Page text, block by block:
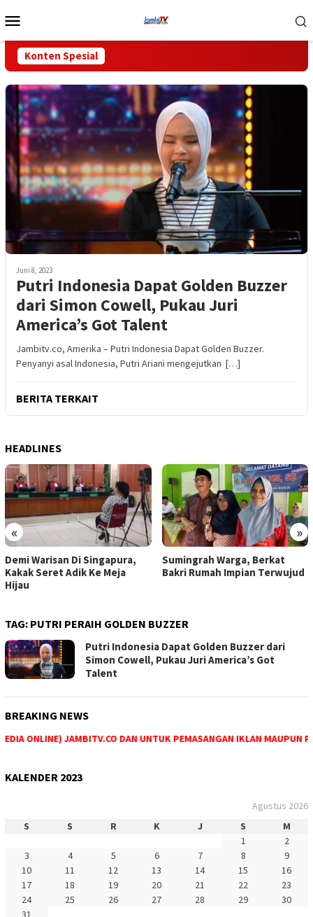
ke
Mobile
Konten Spesial
Juni 8, 2023
Putri Indonesia Dapat Golden Buzzer
dari Simon Cowell, Pukau Juri
America’s Got Talent
Jambitv.co, Amerika – Putri Indonesia Dapat Golden Buzzer.
Penyanyi asal Indonesia, Putri Ariani mengejutkan […]
BERITA TERKAIT
HEADLINES
« »
Sumingrah Warga, Berkat
Bakri Rumah Impian Terwujud
Satu Lagi Jemaah Haji Asal
Tebo Meninggal Dunia
TAG: PUTRI PERAIH GOLDEN BUZZER
Putri Indonesia Dapat Golden Buzzer dari
Simon Cowell, Pukau Juri America’s Got
Talent
BREAKING NEWS
ONLINE) JAMBITV.CO DAN UNTUK PEMASANGAN IKLAN MAUPUN
KALENDER 2023
Agustus 2026
S
S R K J S
M
1
2
3
4 5 6 7 8
9
10
11 12 13 14 15
16
17
18 19 20 21 22
23
24
25 26 27 28 29
30